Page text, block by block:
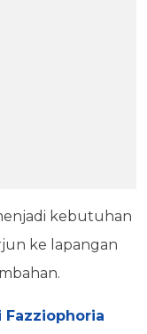
kebutuhan
ke lapangan
Fazziophoria